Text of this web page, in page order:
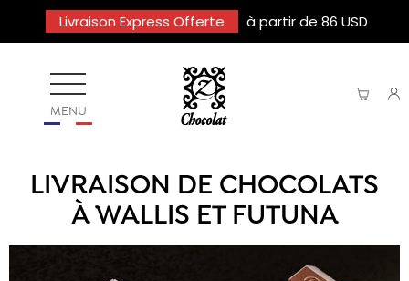
Livraison Express Offerte à partir de 86 USD
MENU
LIVRAISON DE CHOCOLATS
À WALLIS ET FUTUNA